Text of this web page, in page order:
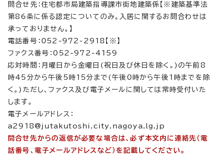
問合せ先：住宅都市局建築指導課市街地建築係【※建築基準法
第86条に係る認定についてのみ。入居に関するお問合わせは
承っておりません。】
電話番号：052-972-2918【※】
ファクス番号：052-972-4159
応対時間：月曜日から金曜日(祝日及び休日を除く。)の午前8
時45分から午後5時15分まで(午後0時から午後1時までを除
く。)ただし、ファクス及び電子メールに関しては常時受付いた
します。
電子メールアドレス：
a2918@jutakutoshi.city.nagoya.lg.jp
問合せ先からの返信が必要な場合は、必ず本文内に連絡先（電
話番号、電子メールアドレスなど）を記載してください。